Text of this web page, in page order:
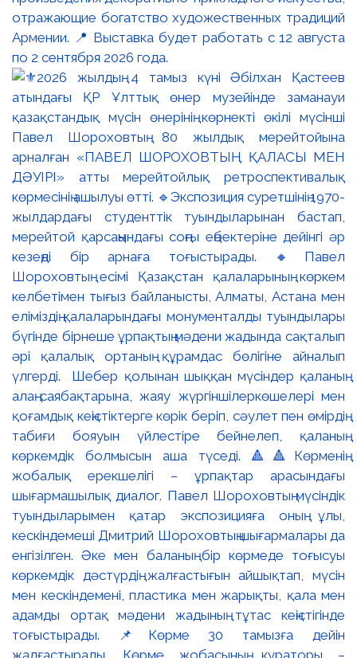
отражающие богатство художественных традиций
Армении. 📍 Выставка будет работать с 12 августа
по 2 сентября 2026 года.